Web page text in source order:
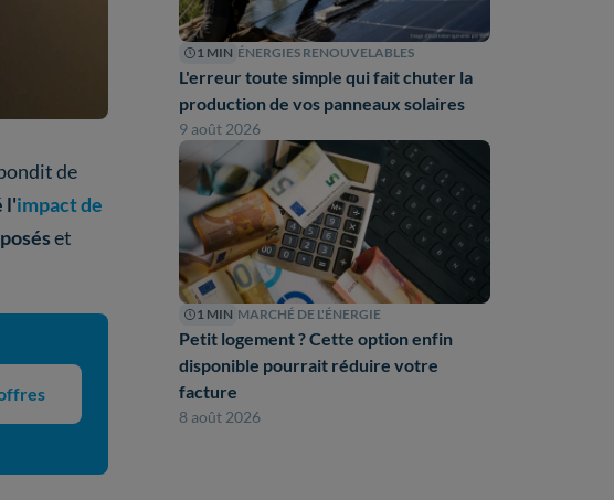
de
l'impact de
et
1 MIN ÉNERGIES RENOUVELABLES
L'erreur toute simple qui fait chuter la
production de vos panneaux solaires
9 août 2026
1 MIN MARCHÉ DE L'ÉNERGIE
Petit logement ? Cette option enfin
disponible pourrait réduire votre
facture
8 août 2026